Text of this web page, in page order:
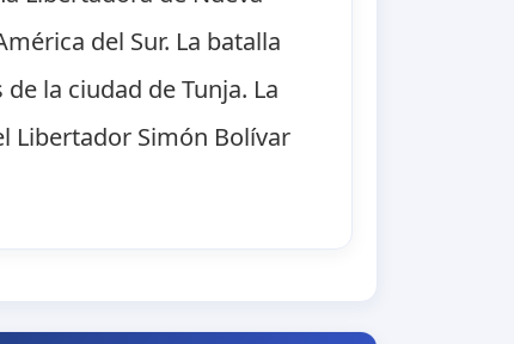
del Sur. La batalla
la ciudad de Tunja. La
Libertador Simón Bolívar